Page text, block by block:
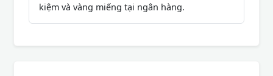
kiệm và vàng miếng tại ngân hàng.